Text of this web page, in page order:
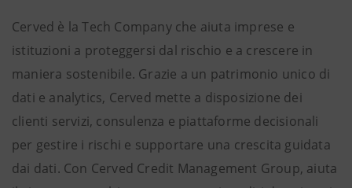
Cerved è la Tech Company che aiuta imprese e
istituzioni a proteggersi dal rischio e a crescere in
maniera sostenibile. Grazie a un patrimonio unico di
dati e analytics, Cerved mette a disposizione dei
clienti servizi, consulenza e piattaforme decisionali
per gestire i rischi e supportare una crescita guidata
dai dati. Con Cerved Credit Management Group, aiuta